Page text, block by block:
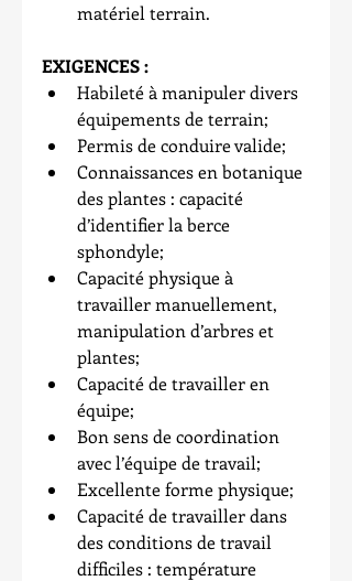
matériel terrain.
EXIGENCES :
Habileté à manipuler divers
équipements de terrain;
Permis de conduire valide;
Connaissances en botanique
des plantes : capacité
d’identifier la berce
sphondyle;
Capacité physique à
travailler manuellement,
manipulation d’arbres et
plantes;
Capacité de travailler en
équipe;
Bon sens de coordination
avec l’équipe de travail;
Excellente forme physique;
Capacité de travailler dans
des conditions de travail
difficiles : température